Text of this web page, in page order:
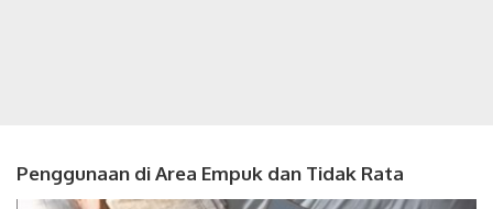
Penggunaan di Area Empuk dan Tidak Rata